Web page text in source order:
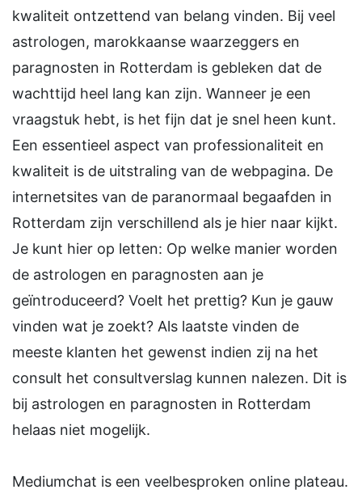
kwaliteit ontzettend van belang vinden. Bij veel
astrologen, marokkaanse waarzeggers en
paragnosten in Rotterdam is gebleken dat de
wachttijd heel lang kan zijn. Wanneer je een
vraagstuk hebt, is het fijn dat je snel heen kunt.
Een essentieel aspect van professionaliteit en
kwaliteit is de uitstraling van de webpagina. De
internetsites van de paranormaal begaafden in
Rotterdam zijn verschillend als je hier naar kijkt.
Je kunt hier op letten: Op welke manier worden
de astrologen en paragnosten aan je
geïntroduceerd? Voelt het prettig? Kun je gauw
vinden wat je zoekt? Als laatste vinden de
meeste klanten het gewenst indien zij na het
consult het consultverslag kunnen nalezen. Dit is
bij astrologen en paragnosten in Rotterdam
helaas niet mogelijk.
Mediumchat is een veelbesproken online plateau.